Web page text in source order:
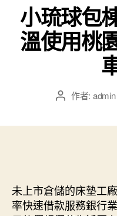
小琉球包
溫使用桃
文 作者: admin
未上市倉儲的床墊工
率快速借款服務銀行